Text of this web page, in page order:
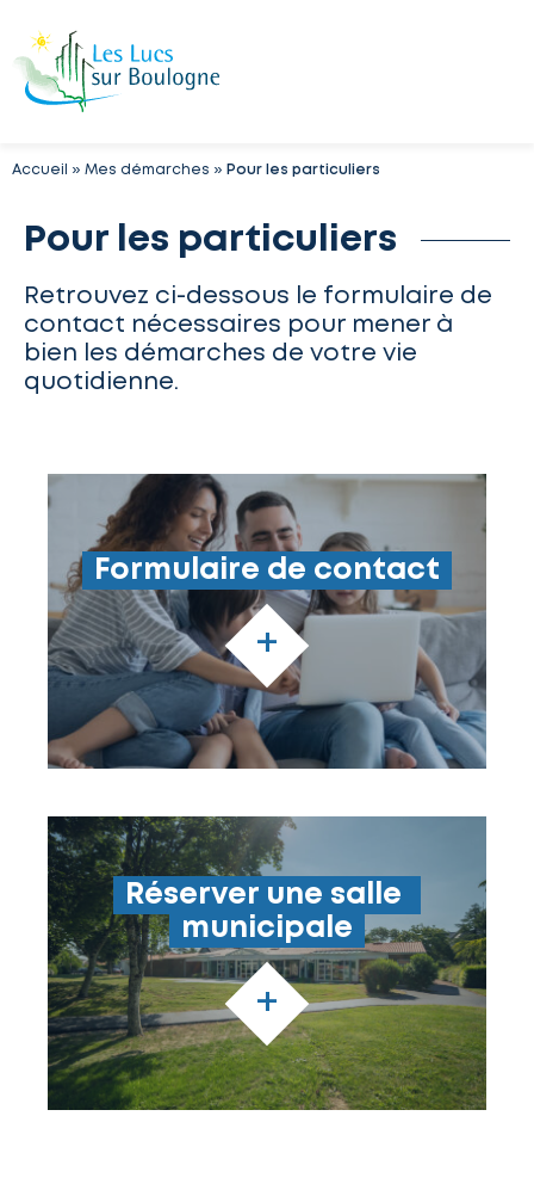
Accueil » Mes démarches » Pour les particuliers
Pour les particuliers
Retrouvez ci-dessous le formulaire de
contact nécessaires pour mener à
bien les démarches de votre vie
quotidienne.
Formulaire de contact
+
Réserver une salle
municipale
+